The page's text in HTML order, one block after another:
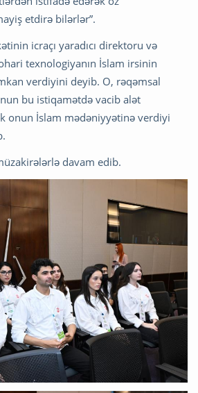
etdirə bilərlər”.
icraçı yaradıcı direktoru və
texnologiyanın İslam irsinin
verdiyini deyib. O, rəqəmsal
bu istiqamətdə vacib alət
onun İslam mədəniyyətinə verdiyi
davam edib.